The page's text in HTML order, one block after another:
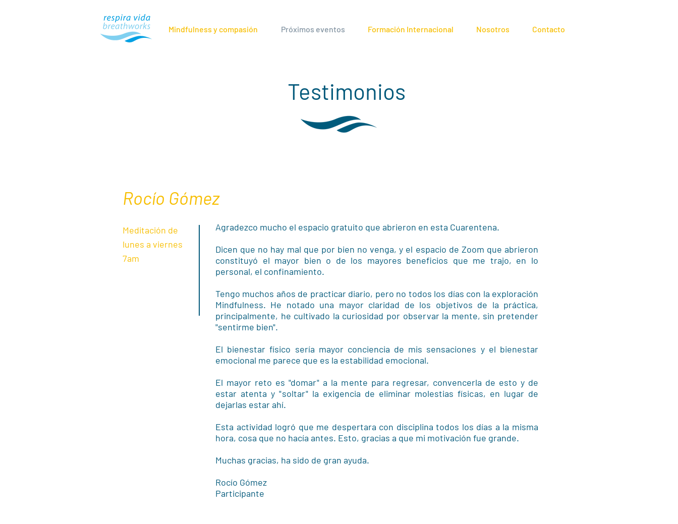
Mindfulness y compasión Próximos eventos Formación Internacional Nosotros Contacto
Testimonios
Rocío Gómez
Meditación de
lunes a viernes
7am
Agradezco mucho el espacio gratuito que abrieron en esta Cuarentena.
Dicen que no hay mal que por bien no venga, y el espacio de Zoom que abrieron
constituyó el mayor bien o de los mayores beneficios que me trajo, en lo
personal, el confinamiento.
Tengo muchos años de practicar diario, pero no todos los días con la exploración
Mindfulness. He notado una mayor claridad de los objetivos de la práctica,
principalmente, he cultivado la curiosidad por observar la mente, sin pretender
"sentirme bien".
El bienestar físico sería mayor conciencia de mis sensaciones y el bienestar
emocional me parece que es la estabilidad emocional.
El mayor reto es "domar" a la mente para regresar, convencerla de esto y de
estar atenta y "soltar" la exigencia de eliminar molestias físicas, en lugar de
dejarlas estar ahí.
Esta actividad logró que me despertara con disciplina todos los días a la misma
hora, cosa que no hacía antes. Esto, gracias a que mi motivación fue grande.
Muchas gracias, ha sido de gran ayuda.
Rocío Gómez
Participante